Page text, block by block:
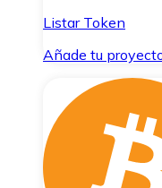
Listar Token
Añade tu